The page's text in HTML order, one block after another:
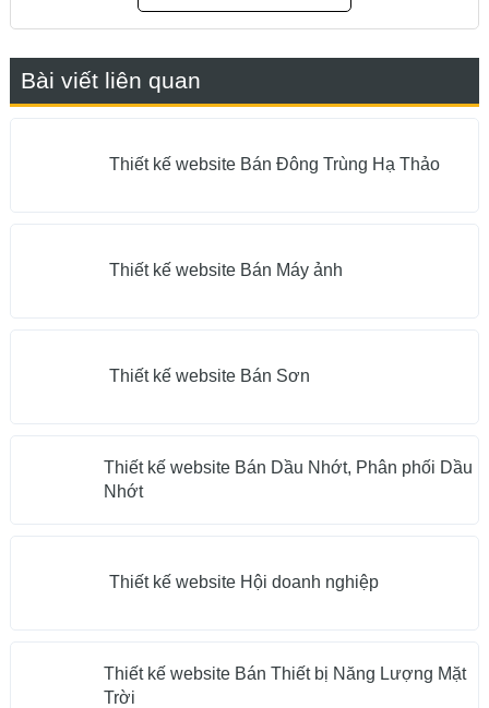
Bài viết liên quan
Thiết kế website Bán Đông Trùng Hạ Thảo
Thiết kế website Bán Máy ảnh
Thiết kế website Bán Sơn
Thiết kế website Bán Dầu Nhớt, Phân phối Dầu
Nhớt
Thiết kế website Hội doanh nghiệp
Thiết kế website Bán Thiết bị Năng Lượng Mặt
Trời